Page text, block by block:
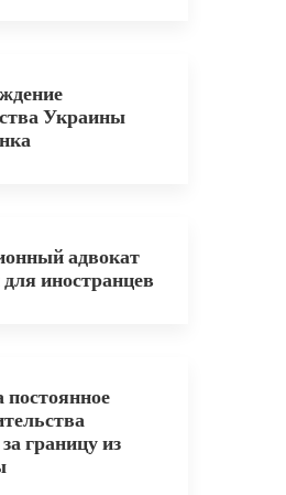
Украины
адвокат
иностранцев
постоянное
границу из